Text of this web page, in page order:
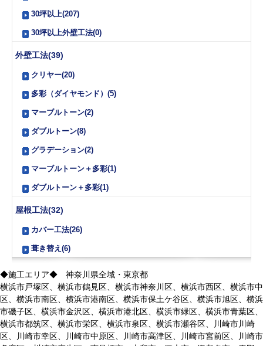
30坪以上(207)
30坪以上外壁工法(0)
外壁工法(39)
クリヤー(20)
多彩（ダイヤモンド）(5)
マーブルトーン(2)
ダブルトーン(8)
グラデーション(2)
マーブルトーン＋多彩(1)
ダブルトーン＋多彩(1)
屋根工法(32)
カバー工法(26)
葺き替え(6)
◆施工エリア◆ 神奈川県全域・東京都
横浜市戸塚区、横浜市鶴見区、横浜市神奈川区、横浜市西区、横浜市中
区、横浜市南区、横浜市港南区、横浜市保土ケ谷区、横浜市旭区、横浜
市磯子区、横浜市金沢区、横浜市港北区、横浜市緑区、横浜市青葉区、
横浜市都筑区、横浜市栄区、横浜市泉区、横浜市瀬谷区、川崎市川崎
区、川崎市幸区、川崎市中原区、川崎市高津区、川崎市宮前区、川崎市